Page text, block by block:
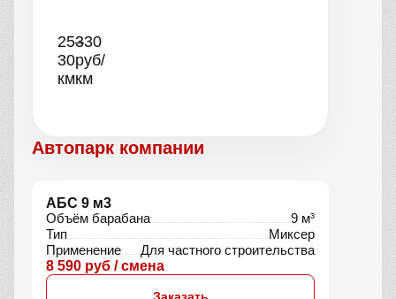
25–
30
км
330
руб/
км
Автопарк компании
АБС 9 м3
Объём барабана
9 м³
Тип
Миксер
Применение
Для частного строительства
8 590 руб / смена
Заказать